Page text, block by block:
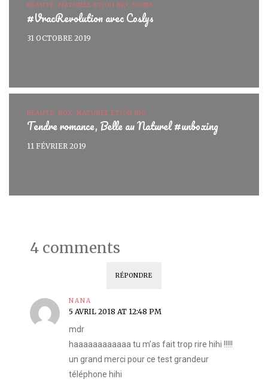
BEAUTÉ, NATUREL ET/OU BIO, SOINS
#VracRevolution avec Coslys
31 OCTOBRE 2019
BEAUTÉ, BOX, NATUREL ET/OU BIO
Tendre romance, Belle au Naturel #unboxing
11 FÉVRIER 2019
4 comments
RÉPONDRE
NANA
5 AVRIL 2018 AT 12:48 PM
mdr
haaaaaaaaaaaa tu m’as fait trop rire hihi !!!!!
un grand merci pour ce test grandeur
téléphone hihi